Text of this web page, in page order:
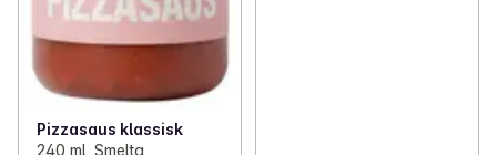
Pizzasaus klassisk
240 ml, Smelta